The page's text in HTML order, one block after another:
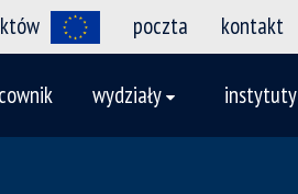
poczta kontakt
wydziały instytuty